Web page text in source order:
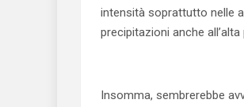
intensità soprattutto nelle
precipitazioni anche all’alta
Insomma, sembrerebbe